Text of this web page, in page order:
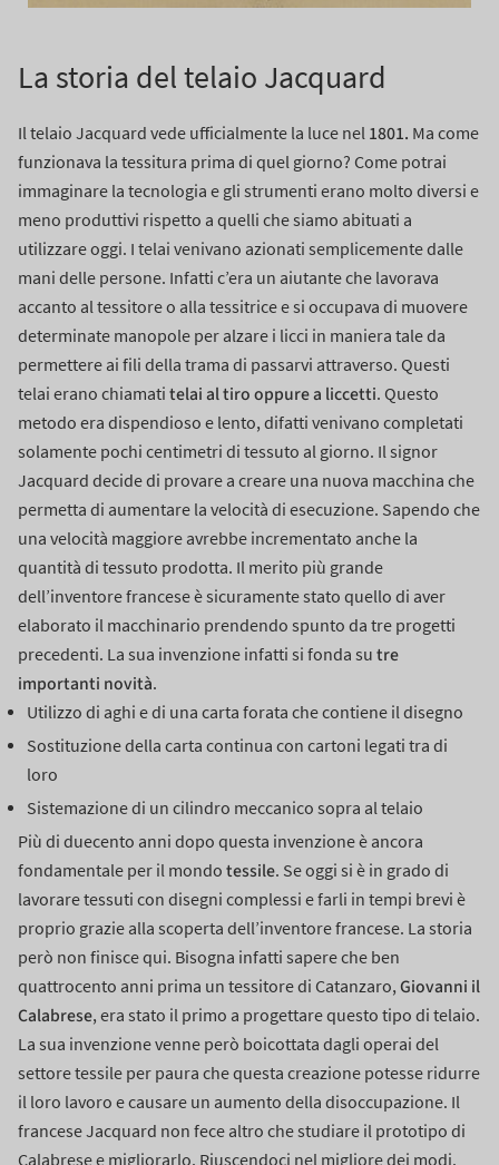
La storia del telaio Jacquard
Il telaio Jacquard vede ufficialmente la luce nel 1801. Ma come
funzionava la tessitura prima di quel giorno? Come potrai
immaginare la tecnologia e gli strumenti erano molto diversi e
meno produttivi rispetto a quelli che siamo abituati a
utilizzare oggi. I telai venivano azionati semplicemente dalle
mani delle persone. Infatti c’era un aiutante che lavorava
accanto al tessitore o alla tessitrice e si occupava di muovere
determinate manopole per alzare i licci in maniera tale da
permettere ai fili della trama di passarvi attraverso. Questi
telai erano chiamati telai al tiro oppure a liccetti. Questo
metodo era dispendioso e lento, difatti venivano completati
solamente pochi centimetri di tessuto al giorno. Il signor
Jacquard decide di provare a creare una nuova macchina che
permetta di aumentare la velocità di esecuzione. Sapendo che
una velocità maggiore avrebbe incrementato anche la
quantità di tessuto prodotta. Il merito più grande
dell’inventore francese è sicuramente stato quello di aver
elaborato il macchinario prendendo spunto da tre progetti
precedenti. La sua invenzione infatti si fonda su tre
importanti novità.
Utilizzo di aghi e di una carta forata che contiene il disegno
Sostituzione della carta continua con cartoni legati tra di
loro
Sistemazione di un cilindro meccanico sopra al telaio
Più di duecento anni dopo questa invenzione è ancora
fondamentale per il mondo tessile. Se oggi si è in grado di
lavorare tessuti con disegni complessi e farli in tempi brevi è
proprio grazie alla scoperta dell’inventore francese. La storia
però non finisce qui. Bisogna infatti sapere che ben
quattrocento anni prima un tessitore di Catanzaro, Giovanni il
Calabrese, era stato il primo a progettare questo tipo di telaio.
La sua invenzione venne però boicottata dagli operai del
settore tessile per paura che questa creazione potesse ridurre
il loro lavoro e causare un aumento della disoccupazione. Il
francese Jacquard non fece altro che studiare il prototipo di
Calabrese e migliorarlo. Riuscendoci nel migliore dei modi.